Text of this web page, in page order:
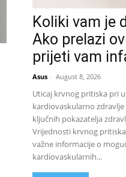
Koliki vam je
Ako prelazi
prijeti vam
Asus - August 8, 2026
Uticaj krvnog pritiska pri
kardiovaskularno
ključnih pokazatelja
Vrijednosti krvnog
važne informacije o
kardiovaskularnih...